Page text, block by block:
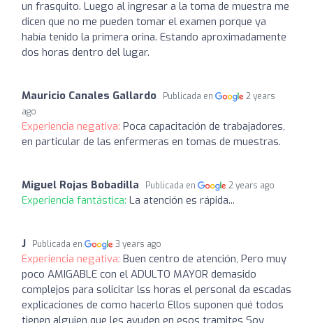
un frasquito. Luego al ingresar a la toma de muestra me
dicen que no me pueden tomar el examen porque ya
había tenido la primera orina. Estando aproximadamente
dos horas dentro del lugar.
Mauricio Canales Gallardo Publicada en
2 years
ago
Experiencia negativa: Poca capacitación de trabajadores,
en particular de las enfermeras en tomas de muestras.
Miguel Rojas Bobadilla Publicada en 2 years ago
Experiencia fantástica: La atención es rápida...
J Publicada en 3 years ago
Experiencia negativa: Buen centro de atención, Pero muy
poco AMIGABLE con el ADULTO MAYOR demasido
complejos para solicitar lss horas el personal da escadas
explicaciones de como hacerlo Ellos suponen qué todos
tienen alguien que les ayuden en esos tramites Soy